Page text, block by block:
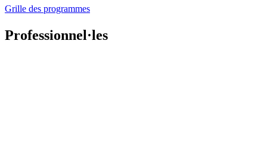
Grille des programmes
Professionnel·les